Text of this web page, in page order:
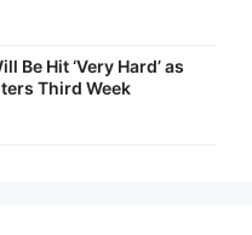
Be Hit ‘Very Hard’ as
Third Week